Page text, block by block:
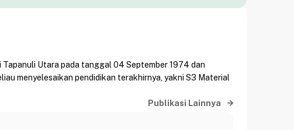
Tapanuli Utara pada tanggal 04 September 1974 dan
menyelesaikan pendidikan terakhirnya, yakni S3 Material
Publikasi Lainnya